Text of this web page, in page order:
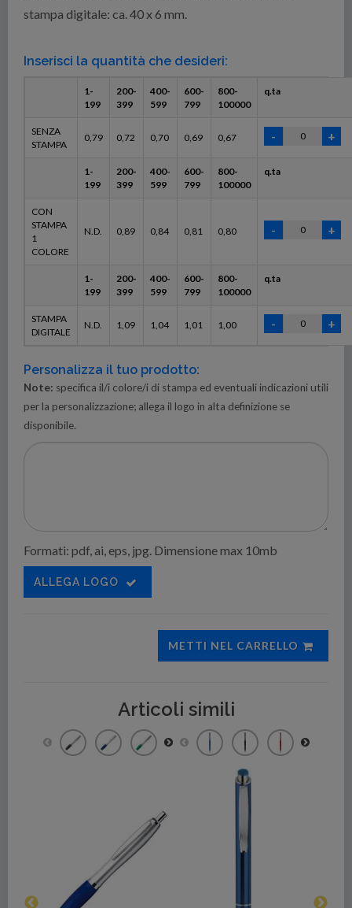
stampa digitale: ca. 40 x 6 mm.
Inserisci la quantità che desideri:
1-
199
200-
399
400-
599
600-
799
800-
100000
q.ta
SENZA
STAMPA
0,79 0,72 0,70 0,69 0,67
1-
199
200-
399
400-
599
600-
799
800-
100000
q.ta
CON
STAMPA
1
COLORE
N.D. 0,89 0,84 0,81 0,80
1-
199
200-
399
400-
599
600-
799
800-
100000
q.ta
STAMPA
DIGITALE
N.D. 1,09 1,04 1,01 1,00
Personalizza il tuo prodotto:
Note: specifica il/i colore/i di stampa ed eventuali indicazioni utili
per la personalizzazione; allega il logo in alta definizione se
disponibile.
Formati: pdf, ai, eps, jpg. Dimensione max 10mb
ALLEGA LOGO
METTI NEL CARRELLO
Articoli simili